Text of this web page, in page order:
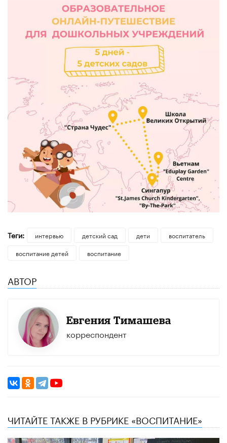
Теги: интервью детский сад дети
воспитатель
воспитание детей
воспитание
АВТОР
Евгения Тимашева
корреспондент
ЧИТАЙТЕ ТАКЖЕ В РУБРИКЕ «ВОСПИТАНИЕ»